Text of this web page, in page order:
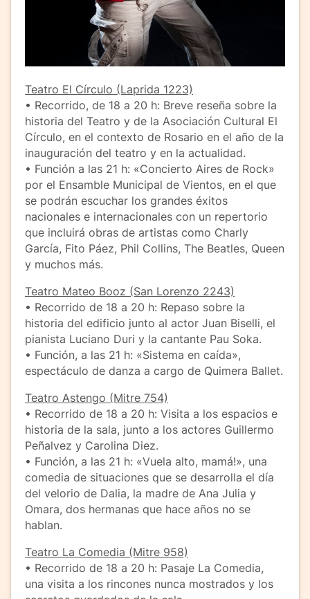
Teatro El Círculo (Laprida 1223)
• Recorrido, de 18 a 20 h: Breve reseña sobre la
historia del Teatro y de la Asociación Cultural El
Círculo, en el contexto de Rosario en el año de la
inauguración del teatro y en la actualidad.
• Función a las 21 h: «Concierto Aires de Rock»
por el Ensamble Municipal de Vientos, en el que
se podrán escuchar los grandes éxitos
nacionales e internacionales con un repertorio
que incluirá obras de artistas como Charly
García, Fito Páez, Phil Collins, The Beatles, Queen
y muchos más.
Teatro Mateo Booz (San Lorenzo 2243)
• Recorrido de 18 a 20 h: Repaso sobre la
historia del edificio junto al actor Juan Biselli, el
pianista Luciano Duri y la cantante Pau Soka.
• Función, a las 21 h: «Sistema en caída»,
espectáculo de danza a cargo de Quimera Ballet.
Teatro Astengo (Mitre 754)
• Recorrido de 18 a 20 h: Visita a los espacios e
historia de la sala, junto a los actores Guillermo
Peñalvez y Carolina Diez.
• Función, a las 21 h: «Vuela alto, mamá!», una
comedia de situaciones que se desarrolla el día
del velorio de Dalia, la madre de Ana Julia y
Omara, dos hermanas que hace años no se
hablan.
Teatro La Comedia (Mitre 958)
• Recorrido de 18 a 20 h: Pasaje La Comedia,
una visita a los rincones nunca mostrados y los